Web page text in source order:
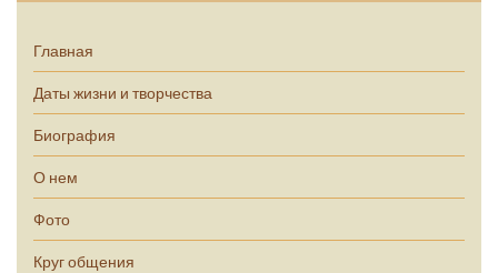
Главная
Даты жизни и творчества
Биография
О нем
Фото
Круг общения